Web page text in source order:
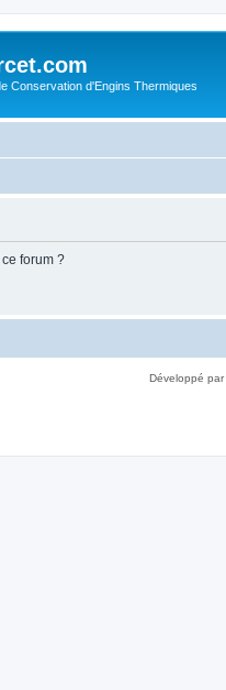
Conservation d'Engins Thermiques
forum ?
Développé par